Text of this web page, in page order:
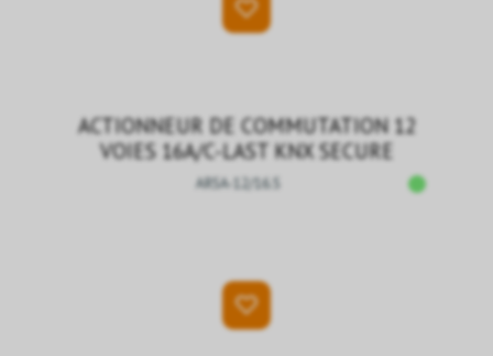
ACTIONNEUR DE COMMUTATION 12
VOIES 16A/C-LAST KNX SECURE
ARSA-12/16.S